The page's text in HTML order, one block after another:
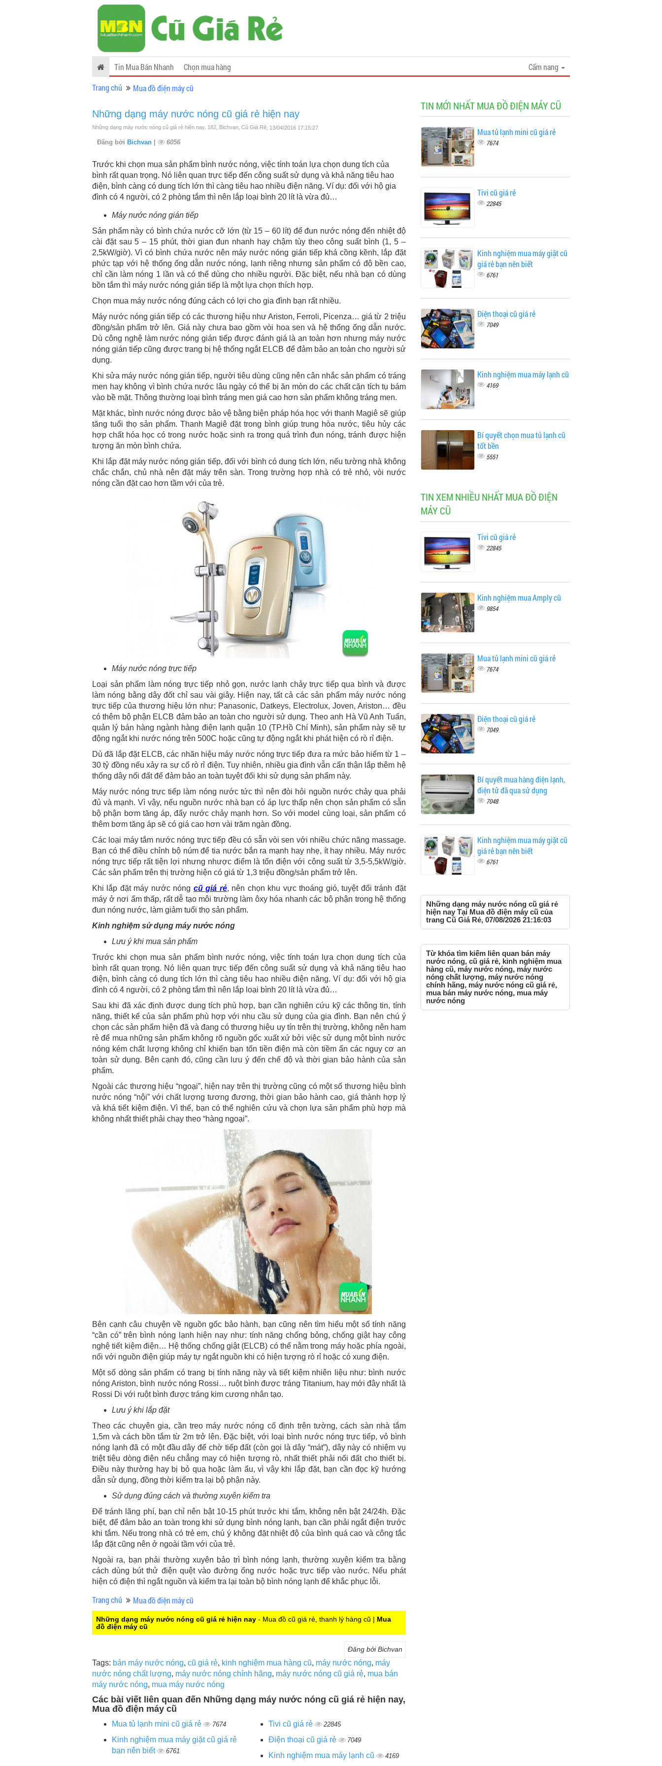
Cẩm nang
Tin Mua Bán Nhanh
Chọn mua hàng
Trang chủ
Mua đồ điện máy cũ
Những dạng máy nước nóng cũ giá rẻ hiện nay
Những dạng máy nước nóng cũ giá rẻ hiện nay, 182, Bichvan, Cũ Giá Rẻ , 13/04/2016 17:15:27
Đăng bởi Bichvan | 6056
Trước khi chọn mua sản phẩm bình nước nóng, việc tính toán lựa chọn dung tích của
bình rất quan trọng. Nó liên quan trực tiếp đến công suất sử dụng và khả năng tiêu hao
điện, bình càng có dung tích lớn thì càng tiêu hao nhiều điện năng. Ví dụ: đối với hộ gia
đình có 4 người, có 2 phòng tắm thì nên lắp loại bình 20 lít là vừa đủ…
Máy nước nóng gián tiếp
Sản phẩm này có bình chứa nước cỡ lớn (từ 15 – 60 lít) để đun nước nóng đến nhiệt độ
cài đặt sau 5 – 15 phút, thời gian đun nhanh hay chậm tùy theo công suất bình (1, 5 –
2,5kW/giờ). Vì có bình chứa nước nên máy nước nóng gián tiếp khá cồng kềnh, lắp đặt
phức tạp với hệ thống ống dẫn nước nóng, lạnh riêng nhưng sản phẩm có độ bền cao,
chỉ cần làm nóng 1 lần và có thể dùng cho nhiều người. Đặc biệt, nếu nhà bạn có dùng
bồn tắm thì máy nước nóng gián tiếp là một lựa chọn thích hợp.
Chọn mua máy nước nóng đúng cách có lợi cho gia đình bạn rất nhiều.
Máy nước nóng gián tiếp có các thương hiệu như Ariston, Ferroli, Picenza… giá từ 2 triệu
đồng/sản phẩm trở lên. Giá này chưa bao gồm vòi hoa sen và hệ thống ống dẫn nước.
Dù công nghệ làm nước nóng gián tiếp được đánh giá là an toàn hơn nhưng máy nước
nóng gián tiếp cũng được trang bị hệ thống ngắt ELCB để đảm bảo an toàn cho người sử
dụng.
Khi sửa máy nước nóng gián tiếp, người tiêu dùng cũng nên cân nhắc sản phẩm có tráng
men hay không vì bình chứa nước lâu ngày có thể bị ăn mòn do các chất cặn tích tụ bám
vào bề mặt. Thông thường loại bình tráng men giá cao hơn sản phẩm không tráng men.
Mặt khác, bình nước nóng được bảo vệ bằng biện pháp hóa học với thanh Magiê sẽ giúp
tăng tuổi thọ sản phẩm. Thanh Magiê đặt trong bình giúp trung hòa nước, tiêu hủy các
hợp chất hóa học có trong nước hoặc sinh ra trong quá trình đun nóng, tránh được hiện
tượng ăn mòn bình chứa.
Khi lắp đặt máy nước nóng gián tiếp, đối với bình có dung tích lớn, nếu tường nhà không
chắc chắn, chủ nhà nên đặt máy trên sàn. Trong trường hợp nhà có trẻ nhỏ, vòi nước
nóng cần đặt cao hơn tầm với của trẻ.
Máy nước nóng trực tiếp
Loại sản phẩm làm nóng trực tiếp nhỏ gọn, nước lạnh chảy trực tiếp qua bình và được
làm nóng bằng dây đốt chỉ sau vài giây. Hiện nay, tất cả các sản phẩm máy nước nóng
trực tiếp của thương hiệu lớn như: Panasonic, Datkeys, Electrolux, Joven, Ariston… đều
có thêm bộ phận ELCB đảm bảo an toàn cho người sử dụng. Theo anh Hà Vũ Anh Tuấn,
quản lý bán hàng ngành hàng điện lạnh quận 10 (TP.Hồ Chí Minh), sản phẩm này sẽ tự
động ngắt khi nước nóng trên 500C hoặc cũng tự động ngắt khi phát hiện có rò rỉ điện.
Dù đã lắp đặt ELCB, các nhãn hiệu máy nước nóng trực tiếp đưa ra mức bảo hiểm từ 1 –
30 tỷ đồng nếu xảy ra sự cố rò rỉ điện. Tuy nhiên, nhiều gia đình vẫn cẩn thận lắp thêm hệ
thống dây nối đất để đảm bảo an toàn tuyệt đối khi sử dụng sản phẩm này.
Máy nước nóng trực tiếp làm nóng nước tức thì nên đòi hỏi nguồn nước chảy qua phải
đủ và mạnh. Vì vậy, nếu nguồn nước nhà bạn có áp lực thấp nên chọn sản phẩm có sẵn
bộ phận bơm tăng áp, đẩy nước chảy mạnh hơn. So với model cùng loại, sản phẩm có
thêm bơm tăng áp sẽ có giá cao hơn vài trăm ngàn đồng.
Các loại máy tắm nước nóng trực tiếp đều có sẵn vòi sen với nhiều chức năng massage.
Bạn có thể điều chỉnh bộ núm để tia nước bắn ra mạnh hay nhẹ, ít hay nhiều. Máy nước
nóng trực tiếp rất tiện lợi nhưng nhược điểm là tốn điện với công suất từ 3,5-5,5kW/giờ.
Các sản phẩm trên thị trường hiện có giá từ 1,3 triệu đồng/sản phẩm trở lên.
Khi lắp đặt máy nước nóng cũ giá rẻ, nên chọn khu vực thoáng gió, tuyệt đối tránh đặt
máy ở nơi ẩm thấp, rất dễ tạo môi trường làm ôxy hóa nhanh các bộ phận trong hệ thống
đun nóng nước, làm giảm tuổi thọ sản phẩm.
Kinh nghiệm sử dụng máy nước nóng
Lưu ý khi mua sản phẩm
Trước khi chọn mua sản phẩm bình nước nóng, việc tính toán lựa chọn dung tích của
bình rất quan trọng. Nó liên quan trực tiếp đến công suất sử dụng và khả năng tiêu hao
điện, bình càng có dung tích lớn thì càng tiêu hao nhiều điện năng. Ví dụ: đối với hộ gia
đình có 4 người, có 2 phòng tắm thì nên lắp loại bình 20 lít là vừa đủ…
Sau khi đã xác định được dung tích phù hợp, bạn cần nghiên cứu kỹ các thông tin, tính
năng, thiết kế của sản phẩm phù hợp với nhu cầu sử dụng của gia đình. Bạn nên chú ý
chọn các sản phẩm hiện đã và đang có thương hiệu uy tín trên thị trường, không nên ham
rẻ để mua những sản phẩm không rõ nguồn gốc xuất xứ bởi việc sử dụng một bình nước
nóng kém chất lượng không chỉ khiến bạn tốn tiền điện mà còn tiềm ẩn các nguy cơ an
toàn sử dụng. Bên cạnh đó, cũng cần lưu ý đến chế độ và thời gian bảo hành của sản
phẩm.
Ngoài các thương hiệu “ngoại”, hiện nay trên thị trường cũng có một số thương hiệu bình
nước nóng “nội” với chất lượng tương đương, thời gian bảo hành cao, giá thành hợp lý
và khá tiết kiệm điện. Vì thế, bạn có thể nghiên cứu và chọn lựa sản phẩm phù hợp mà
không nhất thiết phải chạy theo “hàng ngoại”.
Bên cạnh câu chuyện về nguồn gốc bảo hành, bạn cũng nên tìm hiểu một số tính năng
“cần có” trên bình nóng lạnh hiện nay như: tính năng chống bỏng, chống giật hay công
nghệ tiết kiệm điện… Hệ thống chống giật (ELCB) có thể nằm trong máy hoặc phía ngoài,
nối với nguồn điện giúp máy tự ngắt nguồn khi có hiện tượng rò rỉ hoặc có xung điện.
Một số dòng sản phẩm có trang bị tính năng này và tiết kiệm nhiên liệu như: bình nước
nóng Ariston, bình nước nóng Rossi… ruột bình được tráng Titanium, hay mới đây nhất là
Rossi Di với ruột bình được tráng kim cương nhân tạo.
Lưu ý khi lắp đặt
Theo các chuyên gia, cần treo máy nước nóng cố định trên tường, cách sàn nhà tắm
1,5m và cách bồn tắm từ 2m trở lên. Đặc biệt, với loại bình nước nóng trực tiếp, vỏ bình
nóng lạnh đã có một đầu dây để chờ tiếp đất (còn gọi là dây “mát”), dây này có nhiệm vụ
triệt tiêu dòng điện nếu chẳng may có hiện tượng rò, nhất thiết phải nối đất cho thiết bị.
Điều này thường hay bị bỏ qua hoặc làm ẩu, vì vậy khi lắp đặt, bạn cần đọc kỹ hướng
dẫn sử dụng, đồng thời kiểm tra lại bộ phận này.
Sử dụng đúng cách và thường xuyên kiểm tra
Để tránh lãng phí, bạn chỉ nên bật 10-15 phút trước khi tắm, không nên bật 24/24h. Đặc
biệt, để đảm bảo an toàn trong khi sử dụng bình nóng lạnh, bạn cần phải ngắt điện trước
khi tắm. Nếu trong nhà có trẻ em, chú ý không đặt nhiệt độ của bình quá cao và công tắc
lắp đặt cũng nên ở ngoài tầm với của trẻ.
Ngoài ra, bạn phải thường xuyên bảo trì bình nóng lạnh, thường xuyên kiểm tra bằng
cách dùng bút thử điện quệt vào đường ống nước hoặc trực tiếp vào nước. Nếu phát
hiện có điện thì ngắt nguồn và kiểm tra lại toàn bộ bình nóng lạnh để khắc phục lỗi.
Trang chủ Mua đồ điện máy cũ
Những dạng máy nước nóng cũ giá rẻ hiện nay - Mua đồ cũ giá rẻ, thanh lý hàng cũ | Mua
đồ điện máy cũ
Đăng bởi Bichvan
Tags: bán máy nước nóng, cũ giá rẻ, kinh nghiệm mua hàng cũ, máy nước nóng, máy
nước nóng chất lượng, máy nước nóng chính hãng, máy nước nóng cũ giá rẻ, mua bán
máy nước nóng, mua máy nước nóng
Các bài viết liên quan đến Những dạng máy nước nóng cũ giá rẻ hiện nay,
Mua đồ điện máy cũ
Mua tủ lạnh mini cũ giá rẻ 7674
Kinh nghiệm mua máy giặt cũ giá rẻ
bạn nên biết
6761
Tivi cũ giá rẻ 22845
Điện thoại cũ giá rẻ 7049
Kinh nghiệm mua máy lạnh cũ 4169
TIN MỚI NHẤT MUA ĐỒ ĐIỆN MÁY CŨ
Mua tủ lạnh mini cũ giá rẻ
7674
Tivi cũ giá rẻ
22845
Kinh nghiệm mua máy giặt cũ
giá rẻ bạn nên biết
6761
Điện thoại cũ giá rẻ
7049
Kinh nghiệm mua máy lạnh cũ
4169
Bí quyết chọn mua tủ lạnh cũ
tốt bền
5551
TIN XEM NHIỀU NHẤT MUA ĐỒ ĐIỆN
MÁY CŨ
Tivi cũ giá rẻ
22845
Kinh nghiệm mua Amply cũ
9854
Mua tủ lạnh mini cũ giá rẻ
7674
Điện thoại cũ giá rẻ
7049
Bí quyết mua hàng điện lạnh,
điện tử đã qua sử dụng
7048
Kinh nghiệm mua máy giặt cũ
giá rẻ bạn nên biết
6761
Những dạng máy nước nóng cũ giá rẻ
hiện nay Tại Mua đồ điện máy cũ của
trang Cũ Giá Rẻ, 07/08/2026 21:16:03
Từ khóa tìm kiếm liên quan bán máy
nước nóng, cũ giá rẻ, kinh nghiệm mua
hàng cũ, máy nước nóng, máy nước
nóng chất lượng, máy nước nóng
chính hãng, máy nước nóng cũ giá rẻ,
mua bán máy nước nóng, mua máy
nước nóng